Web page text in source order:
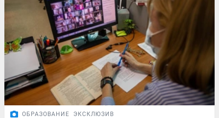
ОБРАЗОВАНИЕ ЭКСКЛЮЗИВ